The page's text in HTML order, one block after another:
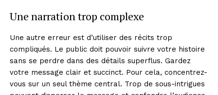
Une narration trop complexe
Une autre erreur est d’utiliser des récits trop
compliqués. Le public doit pouvoir suivre votre histoire
sans se perdre dans des détails superflus. Gardez
votre message clair et succinct. Pour cela, concentrez-
vous sur un seul thème central. Trop de sous-intrigues